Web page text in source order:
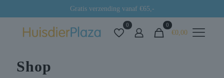
Gratis verzending vanaf €65,-
0 0
€0,00
Shop